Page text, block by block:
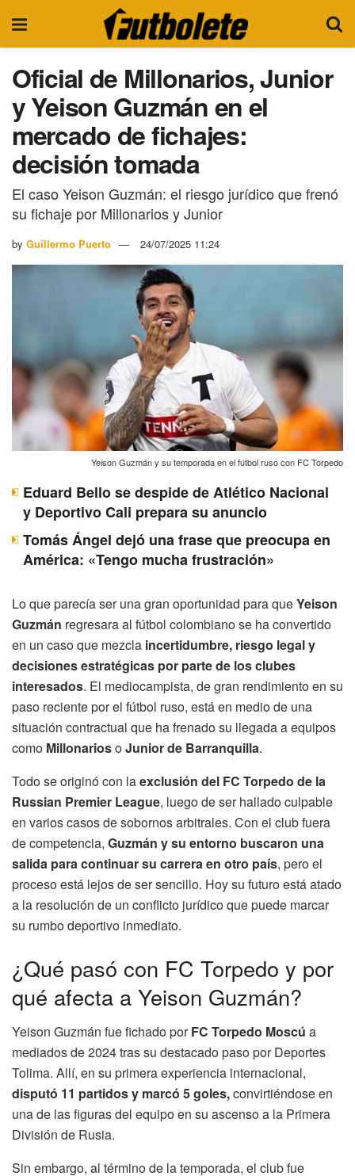
Oficial de Millonarios, Junior
y Yeison Guzmán en el
mercado de fichajes:
decisión tomada
El caso Yeison Guzmán: el riesgo jurídico que frenó
su fichaje por Millonarios y Junior
by Guillermo Puerto 24/07/2025 11:24
Yeison Guzmán y su temporada en el fútbol ruso con FC Torpedo
Eduard Bello se despide de Atlético Nacional
y Deportivo Cali prepara su anuncio
Tomás Ángel dejó una frase que preocupa en
América: «Tengo mucha frustración»
Lo que parecía ser una gran oportunidad para queYeison
Guzmán regresara al fútbol colombiano se ha convertido
en un caso que mezcla incertidumbre, riesgo legal y
decisiones estratégicas por parte de los clubes
interesados. El mediocampista, de gran rendimiento en su
paso reciente por el fútbol ruso, está en medio de una
situación contractual que ha frenado su llegada a equipos
como MillonariosoJunior de Barranquilla.
Todo se originó con laexclusión del FC Torpedo de la
Russian Premier League, luego de ser hallado culpable
en varios casos de sobornos arbitrales. Con el club fuera
de competencia, Guzmán y su entorno buscaron una
salida para continuar su carrera en otro país, pero el
proceso está lejos de ser sencillo. Hoy su futuro está atado
a la resolución de un conflicto jurídico que puede marcar
su rumbo deportivo inmediato.
¿Qué pasó con FC Torpedo y por
qué afecta a Yeison Guzmán?
Yeison Guzmán fue fichado porFC Torpedo Moscú a
mediados de 2024 tras su destacado paso por Deportes
Tolima. Allí, en su primera experiencia internacional,
disputó 11 partidos y marcó 5 goles,convirtiéndose en
una de las figuras del equipo en su ascenso a la Primera
División de Rusia.
Sin embargo, al término de la temporada, el club fue